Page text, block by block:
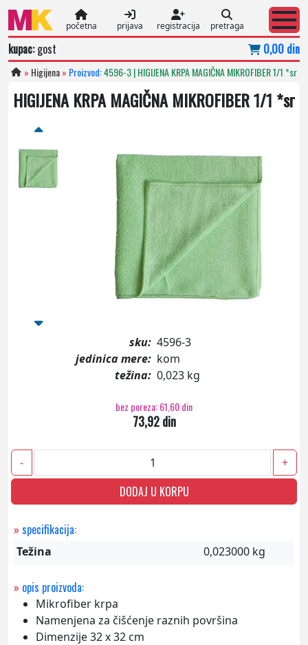
početna prijava registracija pretraga
kupac:gost 0,00 din
» Higijena» Proizvod:4596-3 | HIGIJENA KRPA MAGIČNA MIKROFIBER 1/1 *sr
HIGIJENA KRPA MAGIČNA MIKROFIBER 1/1 *sr
sku: 4596-3
jedinica mere: kom
težina: 0,023 kg
bez poreza: 61,60 din
73,92 din
- +
DODAJ U KORPU
» specifikacija:
Težina 0,023000 kg
» opis proizvoda:
Mikrofiber krpa
Namenjena za čišćenje raznih površina
Dimenzije 32 x 32 cm